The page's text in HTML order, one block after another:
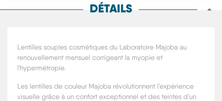
DÉTAILS
Lentilles souples cosmétiques du Laboratoire Majoba au
renouvellement mensuel corrigeant la myopie et
l'hypermétropie.
Les lentilles de couleur Majoba révolutionnent l’expérience
visuelle grâce à un confort exceptionnel et des teintes d’un